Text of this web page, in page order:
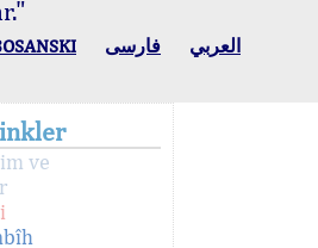
العربي فارسی
ve